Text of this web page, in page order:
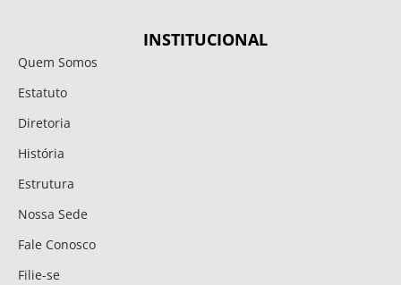
INSTITUCIONAL
Quem Somos
Estatuto
Diretoria
História
Estrutura
Nossa Sede
Fale Conosco
Filie-se